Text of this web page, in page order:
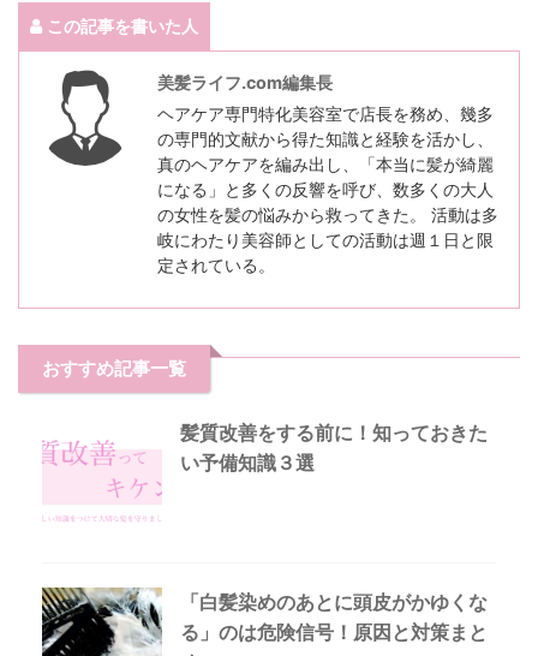
この記事を書いた人
美髪ライフ.com編集長
ヘアケア専門特化美容室で店長を務め、幾多
の専門的文献から得た知識と経験を活かし、
真のヘアケアを編み出し、「本当に髪が綺麗
になる」と多くの反響を呼び、数多くの大人
の女性を髪の悩みから救ってきた。 活動は多
岐にわたり美容師としての活動は週１日と限
定されている。
おすすめ記事一覧
髪質改善をする前に！知っておきた
い予備知識３選
「白髪染めのあとに頭皮がかゆくな
る」のは危険信号！原因と対策まと